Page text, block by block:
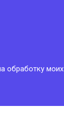
обработку моих